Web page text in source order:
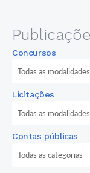
Concursos
Licitações
Contas públicas